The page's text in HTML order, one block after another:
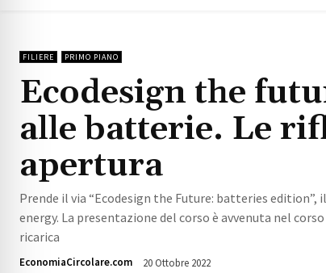
FILIERE PRIMO PIANO
Ecodesign the
alle batterie. Le
apertura
Prende il via “Ecodesign the Future: batteries
energy. La presentazione del corso è avvenuta nel
ricarica
EconomiaCircolare.com 20 Ottobre 2022